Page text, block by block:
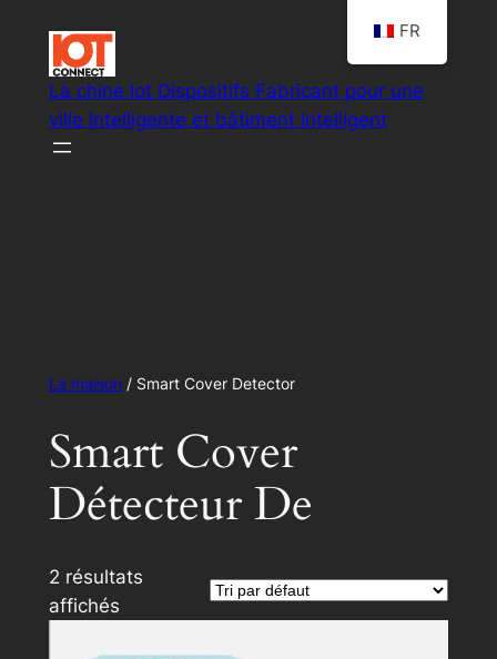
La chine Iot Dispositifs Fabricant pour une
ville Intelligente et bâtiment Intelligent
La maison/ Smart Cover Detector
Smart Cover
Détecteur De
2 résultats
affichés
FR